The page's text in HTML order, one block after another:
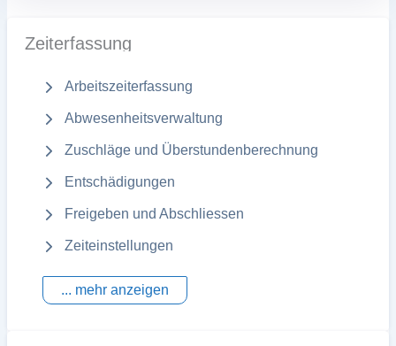
Zeiterfassung
Arbeitszeiterfassung
Abwesenheitsverwaltung
Zuschläge und Überstundenberechnung
Entschädigungen
Freigeben und Abschliessen
Zeiteinstellungen
... mehr anzeigen